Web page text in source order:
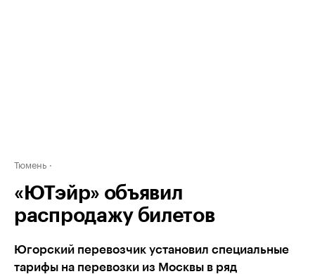
Тюмень
«ЮТэйр» объявил
распродажу билетов
Югорский перевозчик установил специальные
тарифы на перевозки из Москвы в ряд